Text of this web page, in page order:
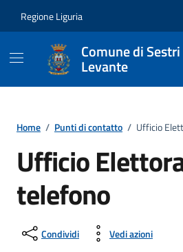
Regione Liguria
Comune di Sestri
Levante
Home / Punti di contatto / Ufficio
Ufficio
telefono
Condividi Vedi azioni